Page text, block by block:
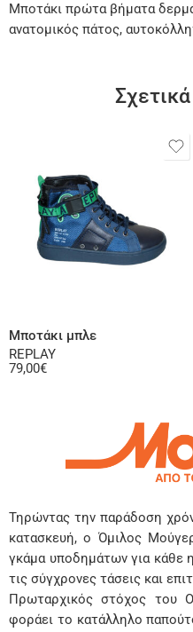
Μποτάκι πρώτα βήματα
ανατομικός πάτος,
Μποτάκι μπλε
REPLAY
79,00€
Τηρώντας την παράδοση
κατασκευή, ο Όμιλος
γκάμα υποδημάτων για κάθε
τις σύγχρονες τάσεις και
Πρωταρχικός στόχος του
φοράει το κατάλληλο